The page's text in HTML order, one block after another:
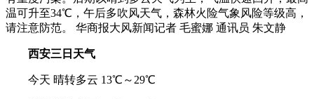
温可升至34℃，午后多吹风天气，森林火险气象风险等级高，
请注意防范。 华商报大风新闻记者 毛蜜娜 通讯员 朱文静
西安三日天气
今天 晴转多云 13℃～29℃